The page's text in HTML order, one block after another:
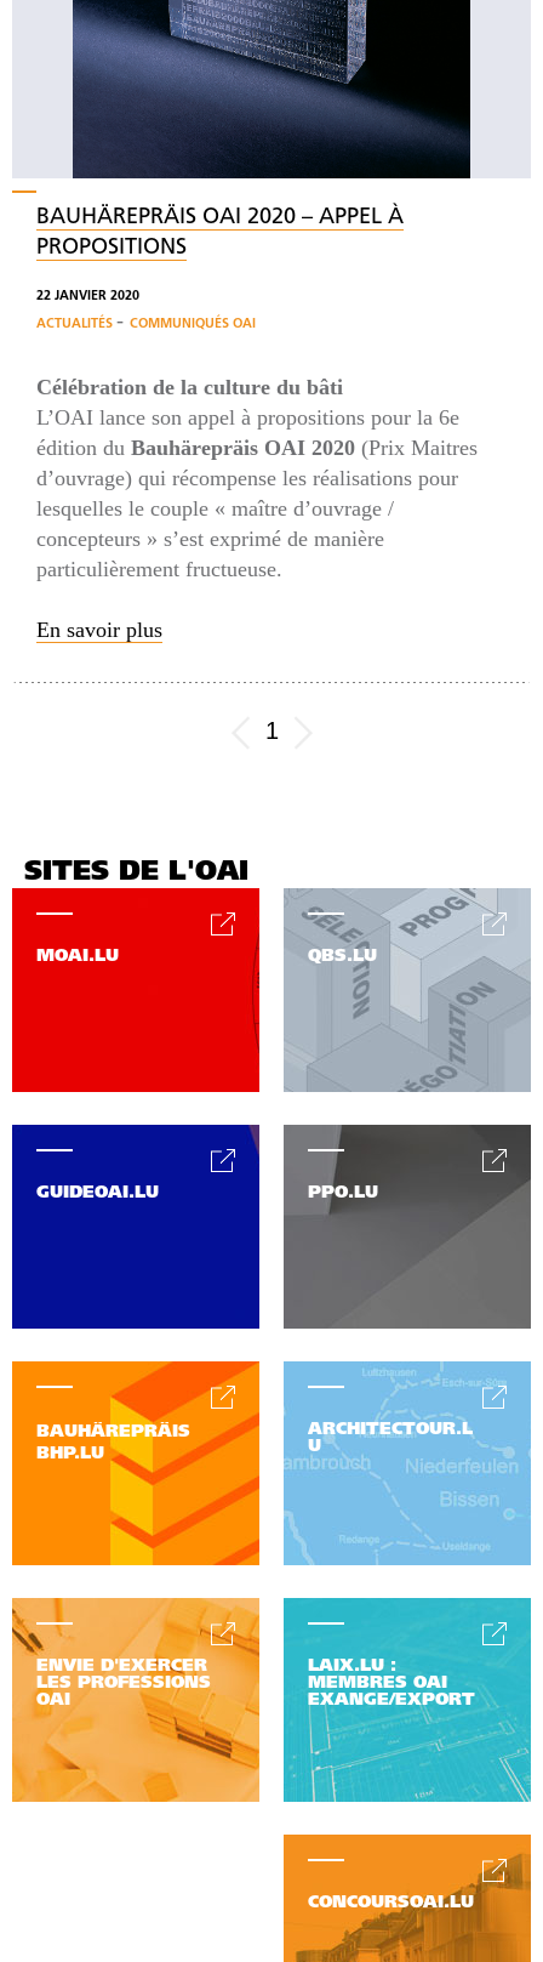
BAUHÄREPRÄIS OAI 2020 – APPEL À
PROPOSITIONS
22 JANVIER 2020
ACTUALITÉS - COMMUNIQUÉS OAI
Célébration de la culture du bâti
L’OAI lance son appel à propositions pour la 6e
édition du Bauhärepräis OAI 2020 (Prix Maitres
d’ouvrage) qui récompense les réalisations pour
lesquelles le couple « maître d’ouvrage /
concepteurs » s’est exprimé de manière
particulièrement fructueuse.
En savoir plus
1
SITES DE L'OAI
MOAI.LU QBS.LU
PPO.LU
GUIDEOAI.LU
BAUHÄREPRÄIS
BHP.LU
ARCHITECTOUR.L
U
ENVIE D'EXERCER
LES PROFESSIONS
OAI
LAIX.LU :
MEMBRES OAI
EXANGE/EXPORT
CONCOURSOAI.LU